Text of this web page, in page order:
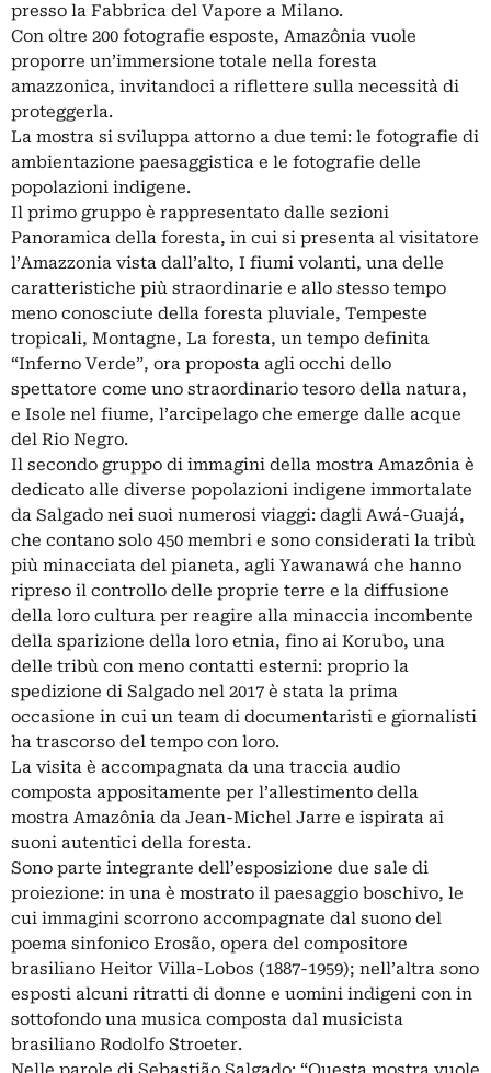
presso la Fabbrica del Vapore a Milano.
Con oltre 200 fotografie esposte, Amazônia vuole
proporre un’immersione totale nella foresta
amazzonica, invitandoci a riflettere sulla necessità di
proteggerla.
La mostra si sviluppa attorno a due temi: le fotografie di
ambientazione paesaggistica e le fotografie delle
popolazioni indigene.
Il primo gruppo è rappresentato dalle sezioni
Panoramica della foresta, in cui si presenta al visitatore
l’Amazzonia vista dall’alto, I fiumi volanti, una delle
caratteristiche più straordinarie e allo stesso tempo
meno conosciute della foresta pluviale, Tempeste
tropicali, Montagne, La foresta, un tempo definita
“Inferno Verde”, ora proposta agli occhi dello
spettatore come uno straordinario tesoro della natura,
e Isole nel fiume, l’arcipelago che emerge dalle acque
del Rio Negro.
Il secondo gruppo di immagini della mostra Amazônia è
dedicato alle diverse popolazioni indigene immortalate
da Salgado nei suoi numerosi viaggi: dagli Awá-Guajá,
che contano solo 450 membri e sono considerati la tribù
più minacciata del pianeta, agli Yawanawá che hanno
ripreso il controllo delle proprie terre e la diffusione
della loro cultura per reagire alla minaccia incombente
della sparizione della loro etnia, fino ai Korubo, una
delle tribù con meno contatti esterni: proprio la
spedizione di Salgado nel 2017 è stata la prima
occasione in cui un team di documentaristi e giornalisti
ha trascorso del tempo con loro.
La visita è accompagnata da una traccia audio
composta appositamente per l’allestimento della
mostra Amazônia da Jean-Michel Jarre e ispirata ai
suoni autentici della foresta.
Sono parte integrante dell’esposizione due sale di
proiezione: in una è mostrato il paesaggio boschivo, le
cui immagini scorrono accompagnate dal suono del
poema sinfonico Erosão, opera del compositore
brasiliano Heitor Villa-Lobos (1887-1959); nell’altra sono
esposti alcuni ritratti di donne e uomini indigeni con in
sottofondo una musica composta dal musicista
brasiliano Rodolfo Stroeter.